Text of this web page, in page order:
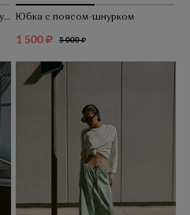
Платье с вырезом "капля" без рукавов Юбка с поясом-шнурком
1 500 5 000